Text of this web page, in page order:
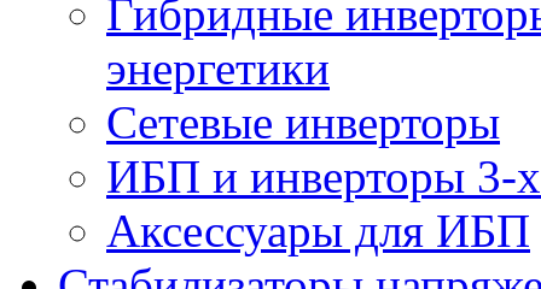
Гибридные
энергетики
Сетевые инверторы
ИБП и инверторы 3-
Аксессуары для ИБП